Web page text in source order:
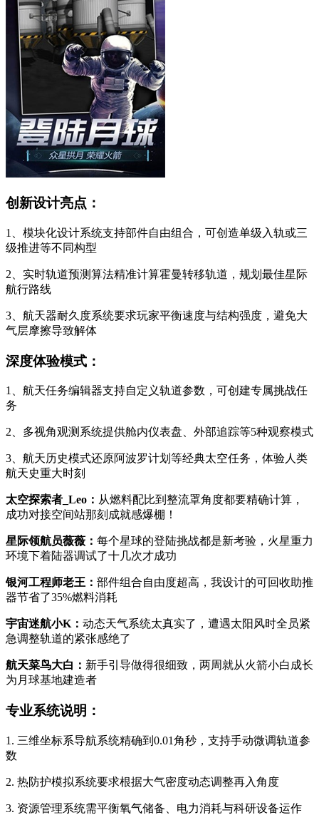
创新设计亮点：
1、模块化设计系统支持部件自由组合，可创造单级入轨或三
级推进等不同构型
2、实时轨道预测算法精准计算霍曼转移轨道，规划最佳星际
航行路线
3、航天器耐久度系统要求玩家平衡速度与结构强度，避免大
气层摩擦导致解体
深度体验模式：
1、航天任务编辑器支持自定义轨道参数，可创建专属挑战任
务
2、多视角观测系统提供舱内仪表盘、外部追踪等5种观察模式
3、航天历史模式还原阿波罗计划等经典太空任务，体验人类
航天史重大时刻
太空探索者_Leo： 从燃料配比到整流罩角度都要精确计算，
成功对接空间站那刻成就感爆棚！
星际领航员薇薇： 每个星球的登陆挑战都是新考验，火星重力
环境下着陆器调试了十几次才成功
银河工程师老王： 部件组合自由度超高，我设计的可回收助推
器节省了35%燃料消耗
宇宙迷航小K： 动态天气系统太真实了，遭遇太阳风时全员紧
急调整轨道的紧张感绝了
航天菜鸟大白： 新手引导做得很细致，两周就从火箭小白成长
为月球基地建造者
专业系统说明：
1. 三维坐标系导航系统精确到0.01角秒，支持手动微调轨道参
数
2. 热防护模拟系统要求根据大气密度动态调整再入角度
3. 资源管理系统需平衡氧气储备、电力消耗与科研设备运作